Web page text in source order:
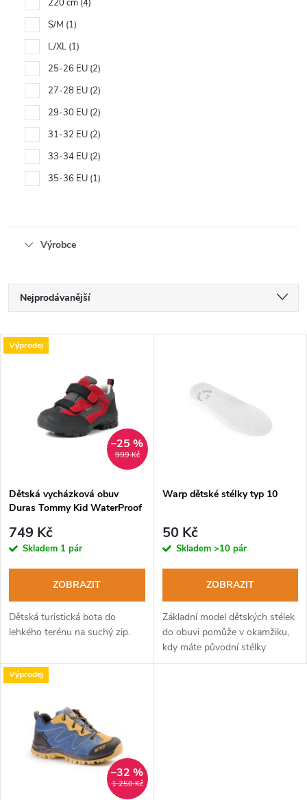
220 cm 4
S/M 1
L/XL 1
25-26 EU 2
27-28 EU 2
29-30 EU 2
31-32 EU 2
33-34 EU 2
35-36 EU 1
Výrobce
Ř
a
p
r
o
d
u
k
Nejprodávanější
Nejdražší
V
s
p
r
d
u
k
Výprodej
999 Kč
–25 %
Dětská vycházková obuv
Duras Tommy Kid WaterProof
749 Kč
Skladem 1 pár
ZOBRAZIT
Dětská turistická bota do
lehkého terénu na suchý zip.
Warp dětské stélky typ 10
50 Kč
Skladem >10 pár
ZOBRAZIT
Základní model dětských stélek
do obuvi pomůže v okamžiku,
kdy máte původní stélky
zničené a potřebujete je
Výprodej
1 250 Kč
–32 %